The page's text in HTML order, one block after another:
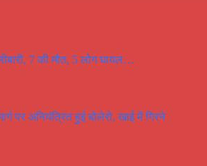
7 की मौत, 5 लोग घायल…
पर अनियंत्रित हुई बोलेरो, खाई में गिरने